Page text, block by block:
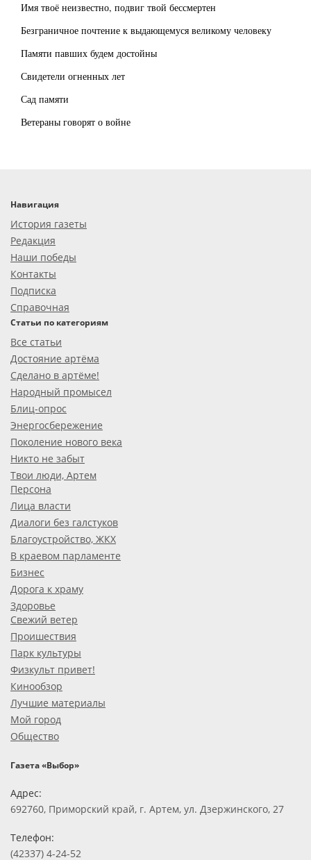
Имя твоё неизвестно, подвиг твой бессмертен
Безграничное почтение к выдающемуся великому человеку
Памяти павших будем достойны
Свидетели огненных лет
Сад памяти
Ветераны говорят о войне
Навигация
История газеты
Редакция
Наши победы
Контакты
Подписка
Справочная
Статьи по категориям
Все статьи
Достояние артёма
Сделано в артёме!
Народный промысел
Блиц-опрос
Энергосбережение
Поколение нового века
Никто не забыт
Твои люди, Артем
Персона
Лица власти
Диалоги без галстуков
Благоустройство, ЖКХ
В краевом парламенте
Бизнес
Дорога к храму
Здоровье
Свежий ветер
Проишествия
Парк культуры
Физкульт привет!
Кинообзор
Лучшие материалы
Мой город
Общество
Газета «Выбор»
Адрес:
692760, Приморский край, г. Артем, ул. Дзержинского, 27
Телефон:
(42337) 4-24-52